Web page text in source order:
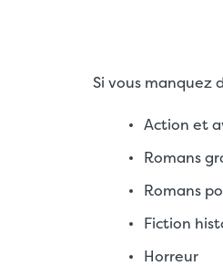
Si vous manquez
Action et
Romans
Romans
Fiction
Horreur